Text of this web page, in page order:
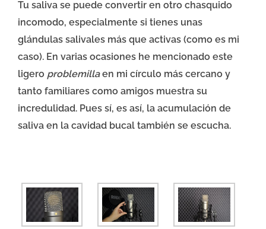
Tu saliva se puede convertir en otro chasquido
incomodo, especialmente si tienes unas
glándulas salivales más que activas (como es mi
caso). En varias ocasiones he mencionado este
ligero problemillaen mi círculo más cercano y
tanto familiares como amigos muestra su
incredulidad. Pues sí, es así, la acumulación de
saliva en la cavidad bucal también se escucha.